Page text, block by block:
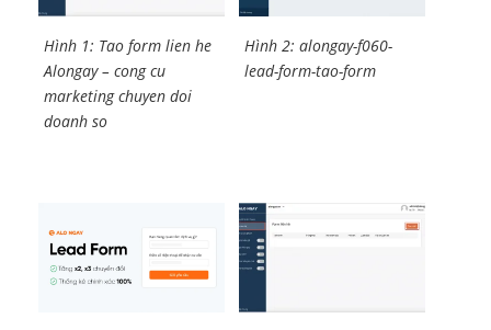
Hình 1: Tao form lien he
Alongay – cong cu
marketing chuyen doi
doanh so
Hình 2: alongay-f060-
lead-form-tao-form